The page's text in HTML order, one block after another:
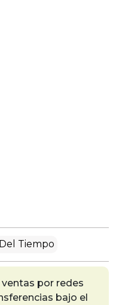
Tiempo
por redes
bajo el